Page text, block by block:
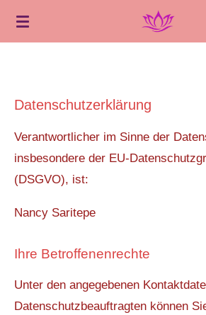
Zum
Datenschutzerklärung
Verantwortlicher im Sinne der
insbesondere der EU-
(DSGVO), ist:
Nancy Saritepe
Ihre Betroffenenrechte
Unter den angegebenen
Datenschutzbeauftragten können